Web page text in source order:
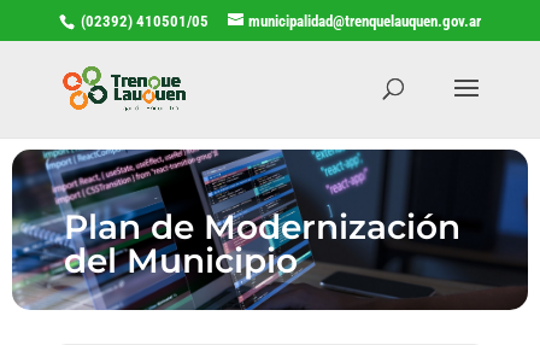
(02392) 410501/05 municipalidad@trenquelauquen.gov.ar
Plan de Modernización
del Municipio